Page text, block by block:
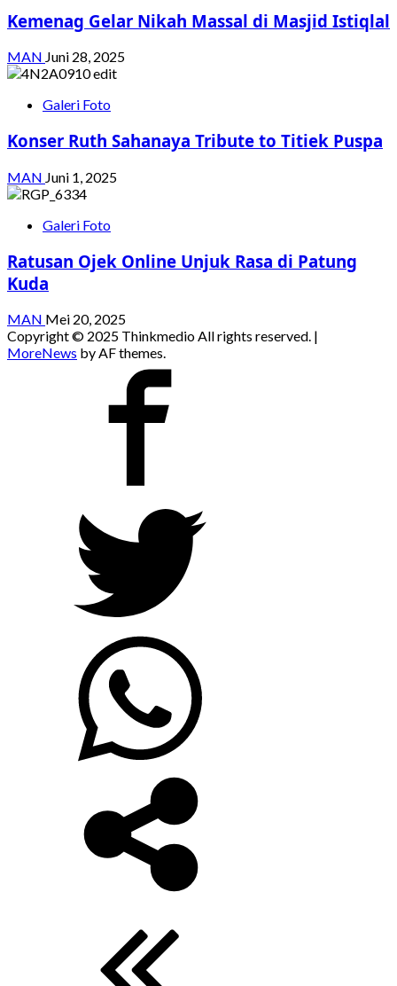
Kemenag Gelar Nikah Massal di Masjid Istiqlal
MAN Juni 28, 2025
Galeri Foto
Konser Ruth Sahanaya Tribute to Titiek Puspa
MAN Juni 1, 2025
Galeri Foto
Ratusan Ojek Online Unjuk Rasa di Patung
Kuda
MAN Mei 20, 2025
Copyright © 2025 Thinkmedio All rights reserved. |
MoreNews by AF themes.